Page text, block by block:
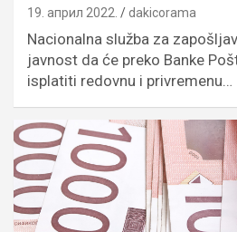
19. април 2022. dakicorama
Nacionalna služba za
javnost da će preko Banke
isplatiti redovnu i privremenu…